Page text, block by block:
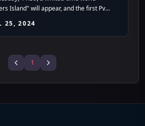
Island" will appear, and the first PvP
Arena" will be held.
25, 2024
1